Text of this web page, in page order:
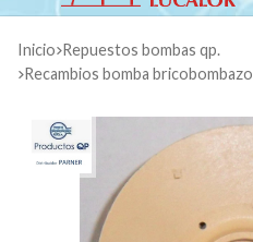
Inicio
repuestos bombas qp.
recambios bomba